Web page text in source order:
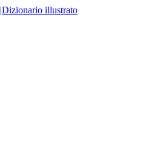
|Dizionario illustrato